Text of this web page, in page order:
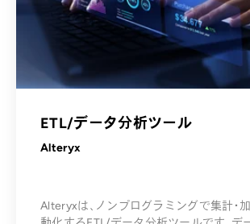
ETL/データ分析ツール
Alteryx
Alteryxは、ノンプログラミングで集計・